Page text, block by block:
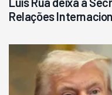
Relações